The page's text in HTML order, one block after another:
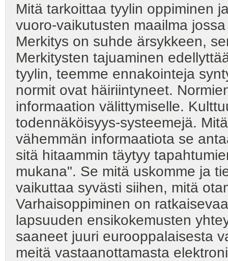
Mitä tarkoittaa tyylin oppiminen
vuoro-vaikutusten maailma
Merkitys on suhde ärsykkeen,
Merkitysten tajuaminen
tyylin, teemme ennakointeja
normit ovat häiriintyneet.
informaation välittymiselle.
todennäköisyys-systeemejä.
vähemmän informaatiota se
sitä hitaammin täytyy
mukana". Se mitä uskomme ja
vaikuttaa syvästi siihen, mitä
Varhaisoppiminen on
lapsuuden ensikokemusten
saaneet juuri eurooppalaisesta
meitä vastaanottamasta